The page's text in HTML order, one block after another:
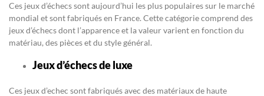
Ces jeux d’échecs sont aujourd’hui les plus populaires sur le marché
mondial et sont fabriqués en France. Cette catégorie comprend des
jeux d’échecs dont l’apparence et la valeur varient en fonction du
matériau, des pièces et du style général.
Jeux d’échecs de luxe
Ces jeux d’echec sont fabriqués avec des matériaux de haute